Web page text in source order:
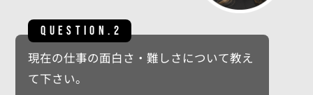
QUESTION.2
現在の仕事の面白さ・難しさについて教え
て下さい。